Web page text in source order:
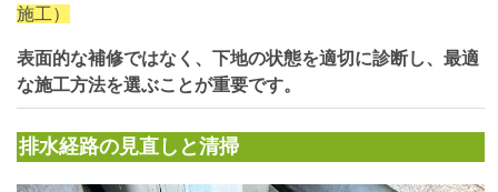
施工）
表面的な補修ではなく、下地の状態を適切に診断し、最適
な施工方法を選ぶことが重要です。
排水経路の見直しと清掃